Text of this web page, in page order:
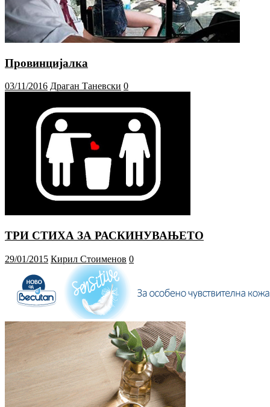
Провинцијалка
03/11/2016 Драган Таневски 0
ТРИ СТИХА ЗА РАСКИНУВАЊЕТО
29/01/2015 Кирил Стоименов 0